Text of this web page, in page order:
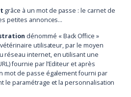
grâce à un mot de passe : le carnet de
petites annonces…
dénommé « Back Office »
utilisateur, par le moyen
réseau internet, en utilisant une
fournie par l’Editeur et après
mot de passe également fourni par
le paramétrage et la personnalisation